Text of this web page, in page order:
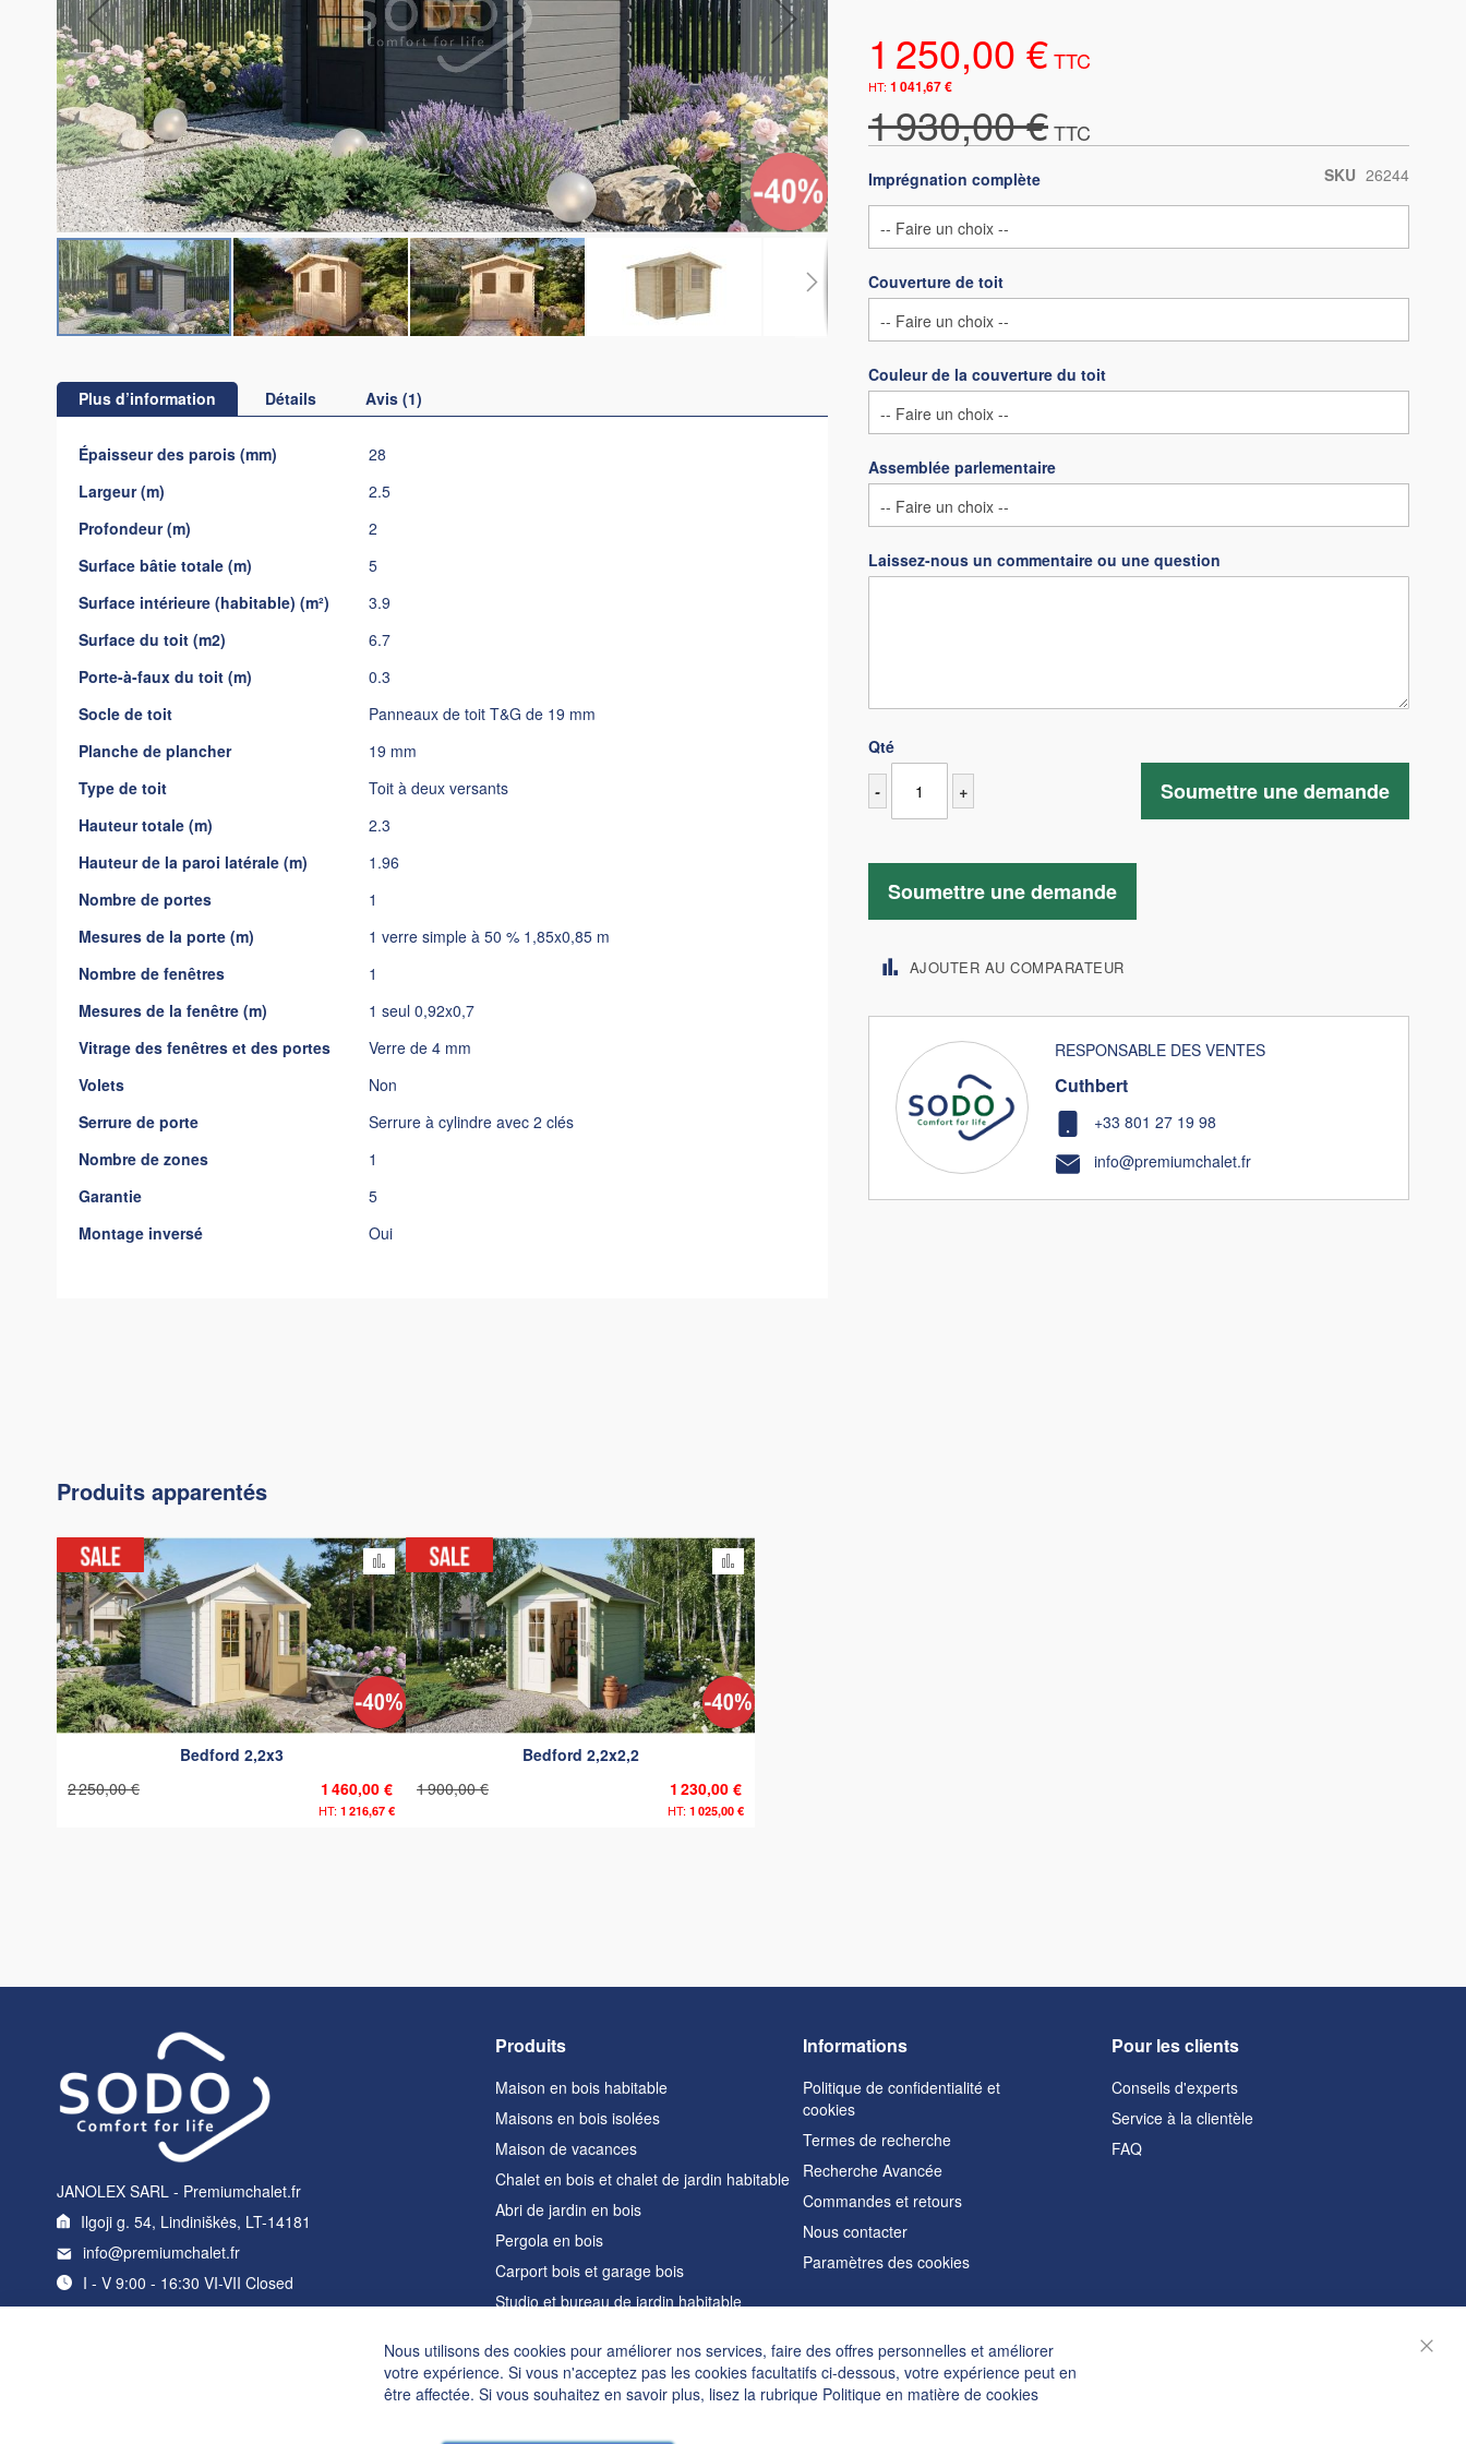
1 250,00 €
1 041,67 €
1 930,00 €
SKU 26244
Imprégnation complète
Couverture de toit
Couleur de la couverture du toit
Assemblée parlementaire
Laissez-nous un commentaire ou une question
Qté
- + Soumettre une demande
Soumettre une demande
AJOUTER AU COMPARATEUR
RESPONSABLE DES VENTES
Cuthbert
+33 801 27 19 98
info@premiumchalet.fr
the
beginning
gallery
Plus d’information
Plus
d’information
Épaisseur des parois (mm)
28
Largeur (m)
2.5
Profondeur (m)
2
Surface bâtie totale (m)
5
Surface intérieure (habitable) (m²)
3.9
Surface du toit (m2)
6.7
Porte-à-faux du toit (m)
0.3
Socle de toit
Panneaux de toit T&G de 19 mm
Planche de plancher
19 mm
Type de toit
Toit à deux versants
Hauteur totale (m)
2.3
Hauteur de la paroi latérale (m)
1.96
Nombre de portes
1
Mesures de la porte (m)
1 verre simple à 50 % 1,85x0,85 m
Nombre de fenêtres
1
Mesures de la fenêtre (m)
1 seul 0,92x0,7
Vitrage des fenêtres et des portes
Verre de 4 mm
Volets
Non
Serrure de porte
Serrure à cylindre avec 2 clés
Nombre de zones
1
Garantie
5
Montage inversé
Oui
Détails Avis 1
Produits apparentés
Bedford 2,2x3
1 460,00 €
1 216,67 €
2 250,00 €
Ajouter au comparateur
Bedford 2,2x2,2
1 230,00 €
1 025,00 €
1 900,00 €
Ajouter au comparateur
JANOLEX SARL - Premiumchalet.fr
Ilgoji g. 54, Lindiniškės, LT-14181
info@premiumchalet.fr
I - V 9:00 - 16:30 VI-VII Closed
Pour les clients
Conseils d'experts
Service à la clientèle
FAQ
Informations
Politique de confidentialité et
cookies
Termes de recherche
Recherche Avancée
Commandes et retours
Nous contacter
Paramètres des cookies
Produits
Maison en bois habitable
Maisons en bois isolées
Maison de vacances
Chalet en bois et chalet de jardin habitable
Abri de jardin en bois
Pergola en bois
Carport bois et garage bois
Studio et bureau de jardin habitable
Maisons en forme de A
Hot tubs
Nous utilisons des cookies pour améliorer nos services, faire des offres personnelles et améliorer
votre expérience. Si vous n'acceptez pas les cookies facultatifs ci-dessous, votre expérience peut en
être affectée. Si vous souhaitez en savoir plus, lisez la rubrique Politique en matière de cookies